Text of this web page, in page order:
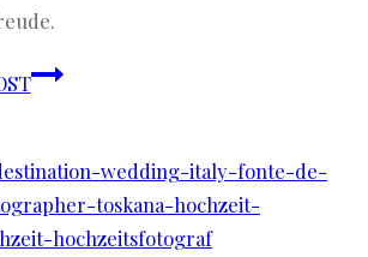
Caterina
♡
Auslandshochzeit
auf